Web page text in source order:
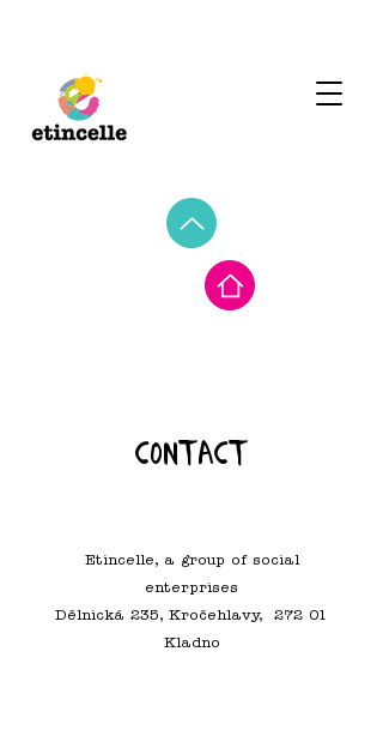
contact
Etincelle, a group of social
enterprises
Dělnická 235, Kročehlavy, 272 01
Kladno